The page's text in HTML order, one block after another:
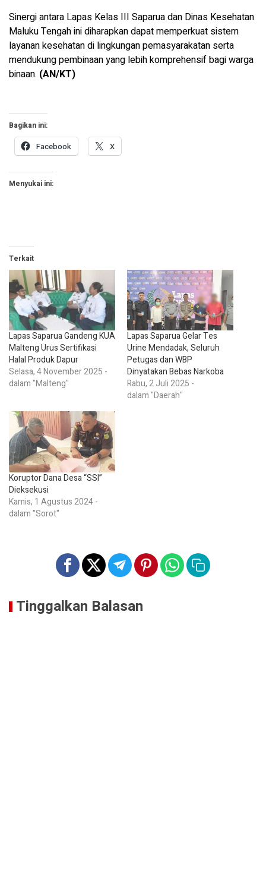
Sinergi antara Lapas Kelas III Saparua dan Dinas Kesehatan
Maluku Tengah ini diharapkan dapat memperkuat sistem
layanan kesehatan di lingkungan pemasyarakatan serta
mendukung pembinaan yang lebih komprehensif bagi warga
binaan. (AN/KT)
Bagikan ini:
Facebook X
Menyukai ini:
Terkait
Lapas Saparua Gandeng KUA
Malteng Urus Sertifikasi
Halal Produk Dapur
Selasa, 4 November 2025 -
dalam "Malteng"
Lapas Saparua Gelar Tes
Urine Mendadak, Seluruh
Petugas dan WBP
Dinyatakan Bebas Narkoba
Rabu, 2 Juli 2025 -
dalam "Daerah"
Koruptor Dana Desa “SSI”
Dieksekusi
Kamis, 1 Agustus 2024 -
dalam "Sorot"
Tinggalkan Balasan